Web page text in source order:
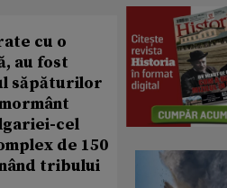
cu o
au fost
săpăturilor
cel
de 150
tribului